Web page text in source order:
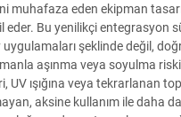
muhafaza eden ekipman
eder. Bu yenilikçi entegrasyon
uygulamaları şeklinde değil,
aşınma veya soyulma
UV ışığına veya tekrarlanan
aksine kullanım ile daha